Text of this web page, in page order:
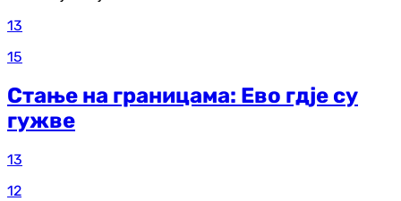
13
15
Стање на границама: Ево гдје су
гужве
13
12